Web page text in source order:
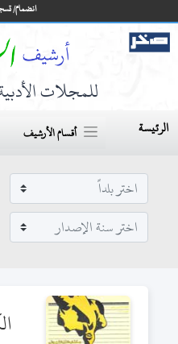
انضمام/
للمجلات
الرئيسة أقسام الأرشيف